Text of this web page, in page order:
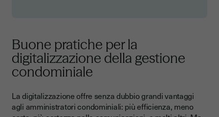
Buone pratiche per la
digitalizzazione della gestione
condominiale
La digitalizzazione offre senza dubbio grandi vantaggi
agli amministratori condominiali: più efficienza, meno